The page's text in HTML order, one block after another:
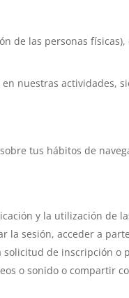
de las personas
nuestras actividades,
tus hábitos de
y la utilización de
la sesión, acceder a
de inscripción o
o sonido o compartir